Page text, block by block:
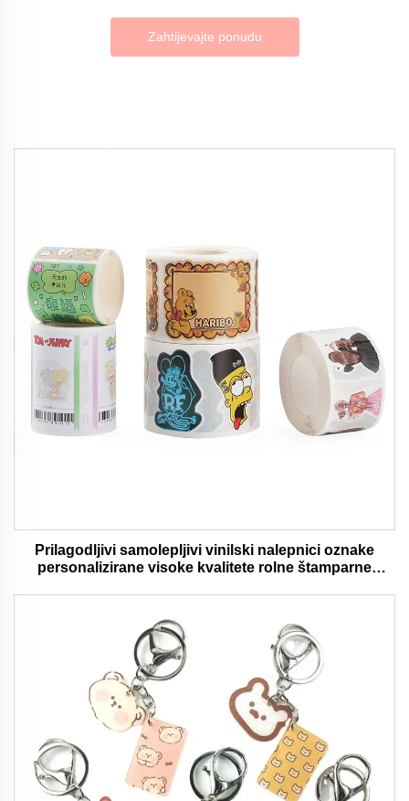
Zahtijevajte ponudu
Prilagodljivi samolepljivi vinilski nalepnici oznake
personalizirane visoke kvalitete rolne štamparne